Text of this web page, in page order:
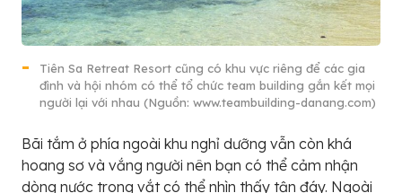
Tiên Sa Retreat Resort cũng có khu vực riêng để các gia
đình và hội nhóm có thể tổ chức team building gắn kết mọi
người lại với nhau (Nguồn: www.teambuilding-danang.com)
Bãi tắm ở phía ngoài khu nghỉ dưỡng vẫn còn khá
hoang sơ và vắng người nên bạn có thể cảm nhận
dòng nước trong vắt có thể nhìn thấy tận đáy. Ngoài